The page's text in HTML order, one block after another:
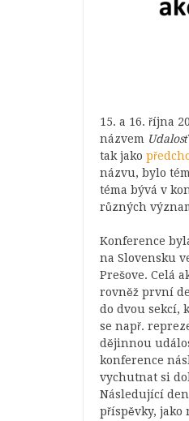
15. a 16. října
názvem
tak jako
názvu, bylo
téma bývá v
různých
Konference
na Slovensku
Prešove. Celá
rovněž první
do dvou sekcí,
se např.
dějinnou
konference
vychutnat si
Následující
příspěvky, jako